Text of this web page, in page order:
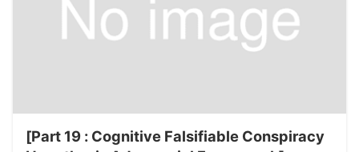
[Part 19 : Cognitive Falsifiable Conspiracy